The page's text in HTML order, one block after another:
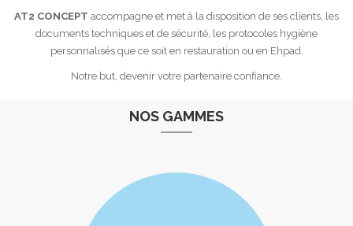
AT2 CONCEPT accompagne et met à la disposition de ses clients, les
documents techniques et de sécurité, les protocoles hygiène
personnalisés que ce soit en restauration ou en Ehpad.
Notre but, devenir votre partenaire confiance.
NOS GAMMES